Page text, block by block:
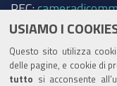
USIAMO I
Questo sito utilizza
delle pagine, e cookie di
tutto si acconsente
PEC:
Trasparenza
Amministrazione